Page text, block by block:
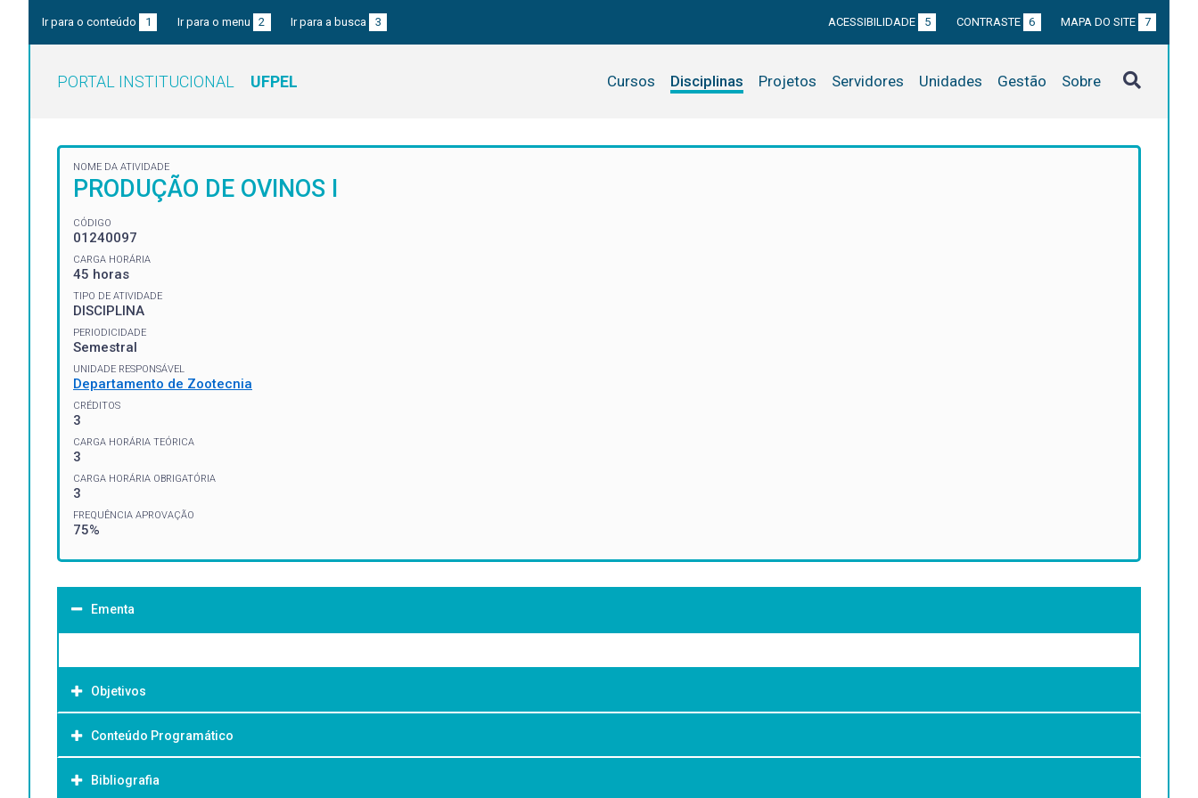
Ir para o conteúdo 1 Ir para o menu 2 Ir para a busca 3 ACESSIBILIDADE 5 CONTRASTE 6 MAPA DO SITE 7
PORTAL INSTITUCIONAL UFPEL Cursos Disciplinas Projetos Servidores Unidades Gestão Sobre
NOME DA ATIVIDADE
PRODUÇÃO DE OVINOS I
CÓDIGO
01240097
CARGA HORÁRIA
45 horas
TIPO DE ATIVIDADE
DISCIPLINA
PERIODICIDADE
Semestral
UNIDADE RESPONSÁVEL
Departamento de Zootecnia
CRÉDITOS
3
CARGA HORÁRIA TEÓRICA
3
CARGA HORÁRIA OBRIGATÓRIA
3
FREQUÊNCIA APROVAÇÃO
75%
Ementa
Objetivos
Objetivo Geral:
Conteúdo Programático
Bibliografia